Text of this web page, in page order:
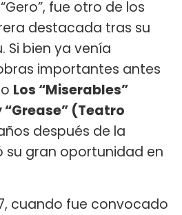
fue otro de los
destacada tras su
Si bien ya venía
importantes antes
Los “Miserables”
(Teatro
después de la
su gran oportunidad en
cuando fue convocado